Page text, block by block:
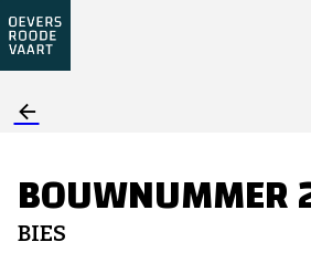
BOUWNUMMER
BIES